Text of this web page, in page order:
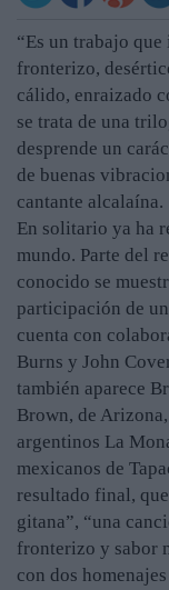
“Es un trabajo
fronterizo,
cálido, enraizado
se trata de una
desprende un
de buenas
cantante alcalaína.
En solitario ya ha
mundo. Parte del
conocido se
participación de
cuenta con
Burns y John
también aparece
Brown, de
argentinos La
mexicanos de
resultado final,
gitana”, “una
fronterizo y sabor
con dos